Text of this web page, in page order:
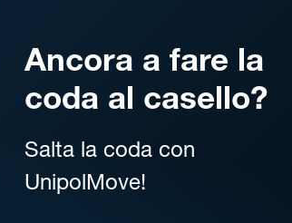
Ancora a fare la
coda al casello?
Salta la coda con
UnipolMove!